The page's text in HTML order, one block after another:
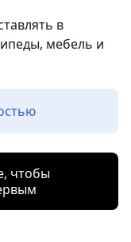
в
мебель и
чтобы